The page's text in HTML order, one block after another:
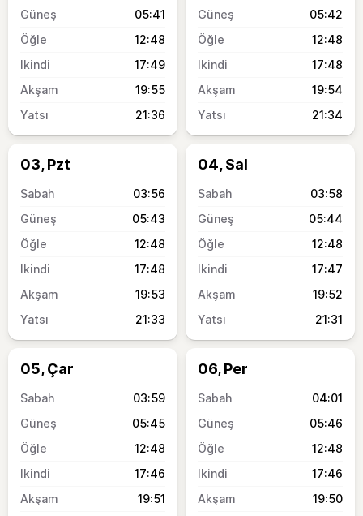
05:41
12:48
17:49
19:55
21:36
05:42
12:48
17:48
19:54
21:34
03, Pzt
03:56
05:43
12:48
17:48
19:53
21:33
04, Sal
03:58
05:44
12:48
17:47
19:52
21:31
05, Çar
03:59
05:45
12:48
17:46
19:51
06, Per
04:01
05:46
12:48
17:46
19:50